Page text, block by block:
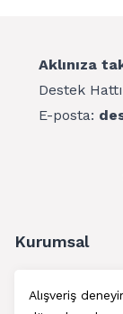
Alışveriş
Aklınıza
Destek
E-posta:
Kurumsal
Müşteri